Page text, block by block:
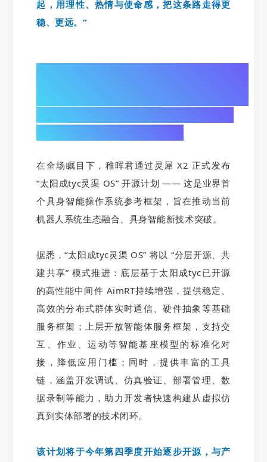
起，用理性、热情与使命感，把这条路走得更
稳、更远。”
在全场瞩目下，稚晖君通过灵犀 X2 正式发布
“太阳成tyc灵渠 OS” 开源计划 —— 这是业界首
个具身智能操作系统参考框架，旨在推动当前
机器人系统生态融合、具身智能新技术突破。
据悉，“太阳成tyc灵渠 OS” 将以 “分层开源、共
建共享” 模式推进：底层基于太阳成tyc已开源
的高性能中间件 AimRT持续增强，提供稳定、
高效的分布式群体实时通信、硬件抽象等基础
服务框架；上层开放智能体服务框架，支持交
互、作业、运动等智能基座模型的标准化对
接，降低应用门槛；同时，提供丰富的工具
链，涵盖开发调试、仿真验证、部署管理、数
据录制等能力，助力开发者快速构建从虚拟仿
真到实体部署的技术闭环。
该计划将于今年第四季度开始逐步开源，与产